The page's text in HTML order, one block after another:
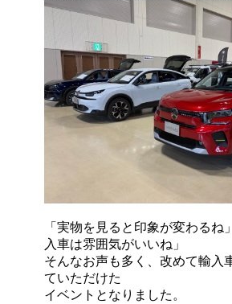
「実物を見ると印象が変わるね
入車は雰囲気がいいね」
そんなお声も多く、改めて輸入
ていただけた
イベントとなりました。